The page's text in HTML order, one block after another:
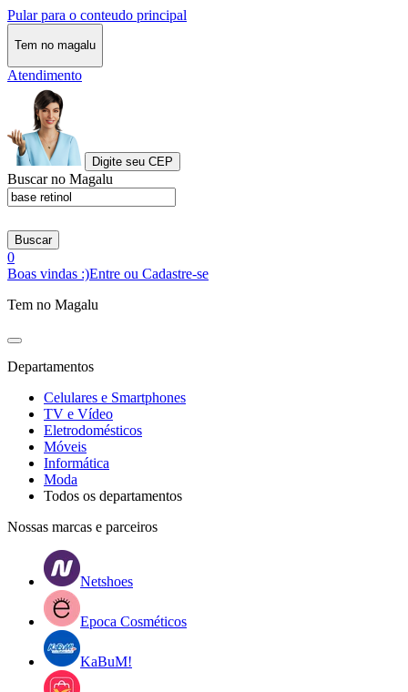
Pular para o conteudo principal
Tem no magalu
Atendimento
Digite seu CEP
Buscar no Magalu
Buscar
0
Boas vindas :)Entre ou Cadastre-se
Tem no Magalu
Departamentos
Celulares e Smartphones
TV e Vídeo
Eletrodomésticos
Móveis
Informática
Moda
Todos os departamentos
Nossas marcas e parceiros
Netshoes
Epoca Cosméticos
KaBuM!